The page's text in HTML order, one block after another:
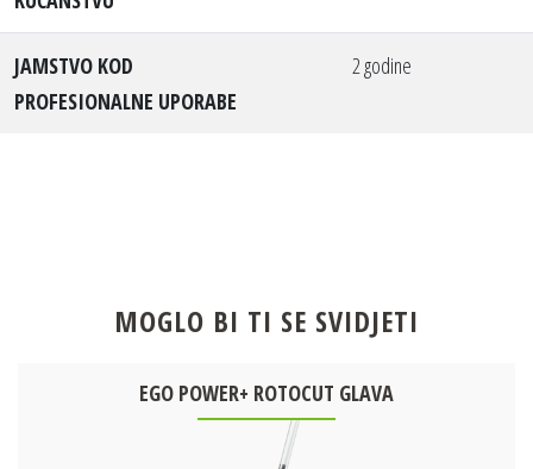
JAMSTVO KOD
PROFESIONALNE UPORABE
2 godine
MOGLO BI TI SE SVIDJETI
EGO POWER+ ROTOCUT GLAVA